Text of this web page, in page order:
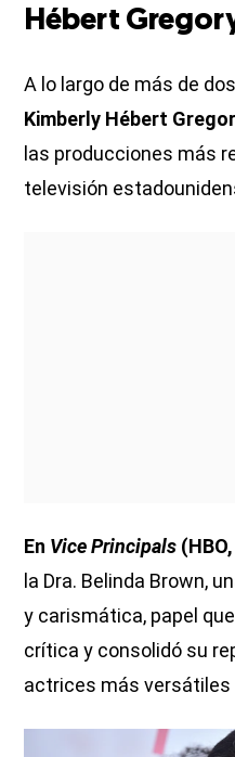
Hébert
A lo largo de más de
Kimberly Hébert
las producciones más
televisión
En Vice Principals
la Dra. Belinda Brown,
y carismática, papel
crítica y consolidó su
actrices más versátiles